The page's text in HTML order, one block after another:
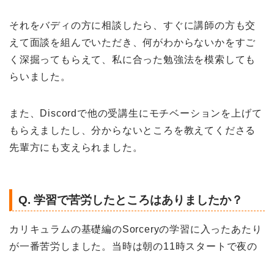
それをバディの方に相談したら、すぐに講師の方も交
えて面談を組んでいただき、何がわからないかをすご
く深掘ってもらえて、私に合った勉強法を模索しても
らいました。
また、Discordで他の受講生にモチベーションを上げて
もらえましたし、分からないところを教えてくださる
先輩方にも支えられました。
Q. 学習で苦労したところはありましたか？
カリキュラムの基礎編のSorceryの学習に入ったあたり
が一番苦労しました。 当時は朝の11時スタートで夜の